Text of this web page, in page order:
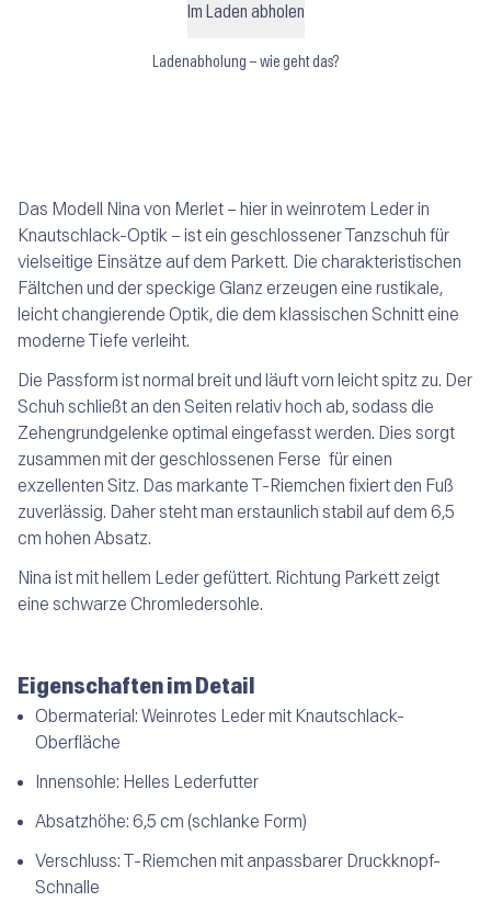
Im Laden abholen
Ladenabholung – wie geht das?
Das Modell Nina von Merlet – hier in weinrotem Leder in
Knautschlack-Optik – ist ein geschlossener Tanzschuh für
vielseitige Einsätze auf dem Parkett. Die charakteristischen
Fältchen und der speckige Glanz erzeugen eine rustikale,
leicht changierende Optik, die dem klassischen Schnitt eine
moderne Tiefe verleiht.
Die Passform ist normal breit und läuft vorn leicht spitz zu. Der
Schuh schließt an den Seiten relativ hoch ab, sodass die
Zehengrundgelenke optimal eingefasst werden. Dies sorgt
zusammen mit der geschlossenen Ferse für einen
exzellenten Sitz. Das markante T-Riemchen fixiert den Fuß
zuverlässig. Daher steht man erstaunlich stabil auf dem 6,5
cm hohen Absatz.
Nina ist mit hellem Leder gefüttert. Richtung Parkett zeigt
eine schwarze Chromledersohle.
Eigenschaften im Detail
Obermaterial: Weinrotes Leder mit Knautschlack-
Oberfläche
Innensohle: Helles Lederfutter
Absatzhöhe: 6,5 cm (schlanke Form)
Verschluss: T-Riemchen mit anpassbarer Druckknopf-
Schnalle